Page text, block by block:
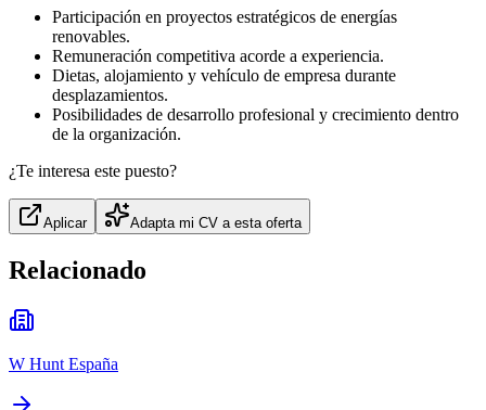
Participación en proyectos estratégicos de energías
renovables.
Remuneración competitiva acorde a experiencia.
Dietas, alojamiento y vehículo de empresa durante
desplazamientos.
Posibilidades de desarrollo profesional y crecimiento dentro
de la organización.
¿Te interesa este puesto?
Aplicar Adapta mi CV a esta oferta
Relacionado
W Hunt España